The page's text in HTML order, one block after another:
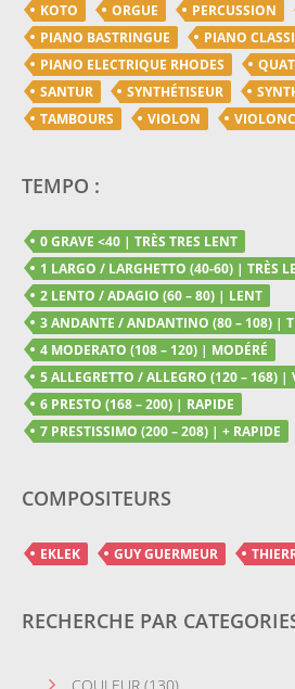
KOTO
ORGUE PERCUSSION
PIANO BASTRINGUE
PIANO
PIANO ELECTRIQUE RHODES
SANTUR
SYNTHÉTISEUR
TAMBOURS
VIOLON
TEMPO :
0 GRAVE <40 | TRÈS TRES LENT
1 LARGO / LARGHETTO (40-60) | TRÈS
2 LENTO / ADAGIO (60 – 80) | LENT
3 ANDANTE / ANDANTINO (80 – 108) |
4 MODERATO (108 – 120) | MODÉRÉ
5 ALLEGRETTO / ALLEGRO (120 – 168) |
6 PRESTO (168 – 200) | RAPIDE
7 PRESTISSIMO (200 – 208) | + RAPIDE
COMPOSITEURS
EKLEK GUY GUERMEUR
RECHERCHE PAR